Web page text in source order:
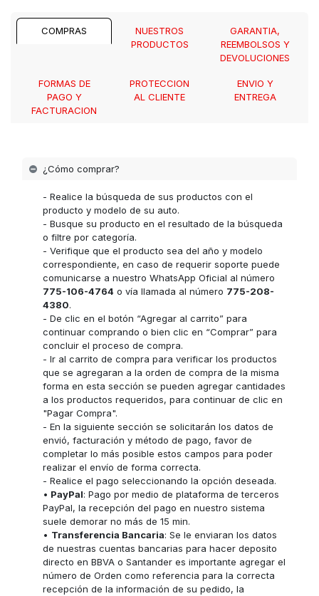
COMPRAS
NUESTROS
PRODUCTOS
GARANTIA,
REEMBOLSOS Y
DEVOLUCIONES
FORMAS DE
PAGO Y
FACTURACION
PROTECCION
AL CLIENTE
ENVIO Y
ENTREGA
¿Cómo comprar?
- Realice la búsqueda de sus productos con el
producto y modelo de su auto.
- Busque su producto en el resultado de la búsqueda
o filtre por categoría.
- Verifique que el producto sea del año y modelo
correspondiente, en caso de requerir soporte puede
comunicarse a nuestro WhatsApp Oficial al número
775-106-4764 o vía llamada al número 775-208-
4380.
- De clic en el botón “Agregar al carrito” para
continuar comprando o bien clic en “Comprar” para
concluir el proceso de compra.
- Ir al carrito de compra para verificar los productos
que se agregaran a la orden de compra de la misma
forma en esta sección se pueden agregar cantidades
a los productos requeridos, para continuar de clic en
"Pagar Compra".
- En la siguiente sección se solicitarán los datos de
envió, facturación y método de pago, favor de
completar lo más posible estos campos para poder
realizar el envío de forma correcta.
- Realice el pago seleccionando la opción deseada.
• PayPal: Pago por medio de plataforma de terceros
PayPal, la recepción del pago en nuestro sistema
suele demorar no más de 15 min.
• Transferencia Bancaria: Se le enviaran los datos
de nuestras cuentas bancarias para hacer deposito
directo en BBVA o Santander es importante agregar el
número de Orden como referencia para la correcta
recepción de la información de su pedido, la